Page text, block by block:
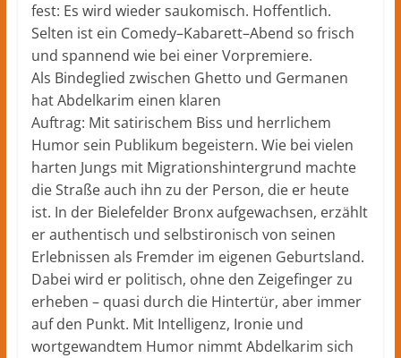
fest: Es wird wieder saukomisch. Hoffentlich.
Selten ist ein Comedy–Kabarett–Abend so frisch
und spannend wie bei einer Vorpremiere.
Als Bindeglied zwischen Ghetto und Germanen
hat Abdelkarim einen klaren
Auftrag: Mit satirischem Biss und herrlichem
Humor sein Publikum begeistern. Wie bei vielen
harten Jungs mit Migrationshintergrund machte
die Straße auch ihn zu der Person, die er heute
ist. In der Bielefelder Bronx aufgewachsen, erzählt
er authentisch und selbstironisch von seinen
Erlebnissen als Fremder im eigenen Geburtsland.
Dabei wird er politisch, ohne den Zeigefinger zu
erheben – quasi durch die Hintertür, aber immer
auf den Punkt. Mit Intelligenz, Ironie und
wortgewandtem Humor nimmt Abdelkarim sich